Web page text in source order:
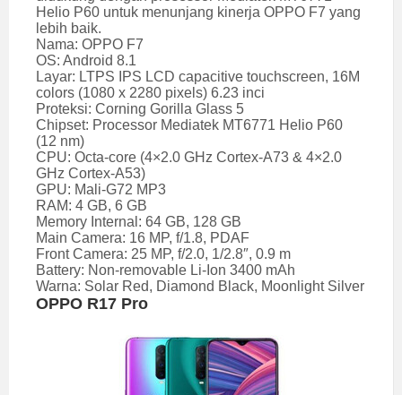
Helio P60 untuk menunjang kinerja OPPO F7 yang
lebih baik.
Nama: OPPO F7
OS: Android 8.1
Layar: LTPS IPS LCD capacitive touchscreen, 16M
colors (1080 x 2280 pixels) 6.23 inci
Proteksi: Corning Gorilla Glass 5
Chipset: Processor Mediatek MT6771 Helio P60
(12 nm)
CPU: Octa-core (4×2.0 GHz Cortex-A73 & 4×2.0
GHz Cortex-A53)
GPU: Mali-G72 MP3
RAM: 4 GB, 6 GB
Memory Internal: 64 GB, 128 GB
Main Camera: 16 MP, f/1.8, PDAF
Front Camera: 25 MP, f/2.0, 1/2.8″, 0.9 m
Battery: Non-removable Li-Ion 3400 mAh
Warna: Solar Red, Diamond Black, Moonlight Silver
OPPO R17 Pro